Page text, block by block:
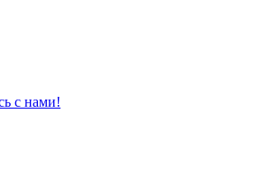
с нами!